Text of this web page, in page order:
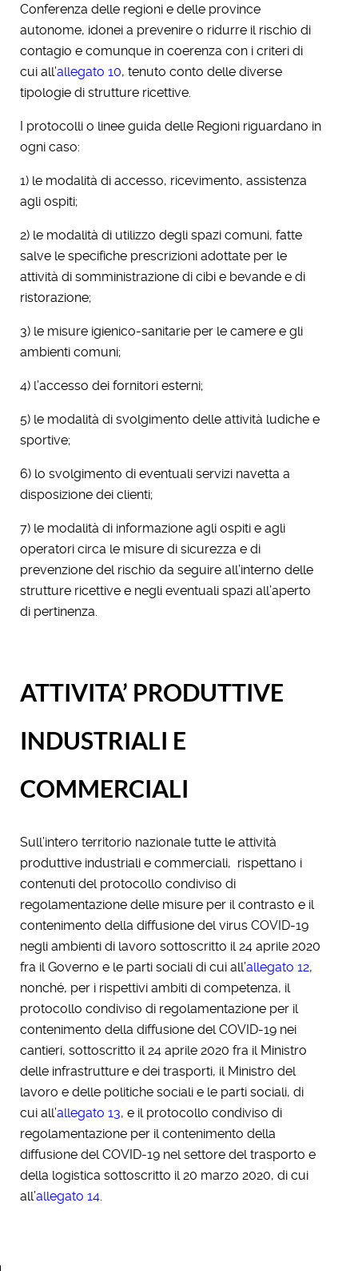
Conferenza delle regioni e delle province
autonome, idonei a prevenire o ridurre il rischio di
contagio e comunque in coerenza con i criteri di
cui all’allegato 10, tenuto conto delle diverse
tipologie di strutture ricettive.
I protocolli o linee guida delle Regioni riguardano in
ogni caso:
1) le modalità di accesso, ricevimento, assistenza
agli ospiti;
2) le modalità di utilizzo degli spazi comuni, fatte
salve le specifiche prescrizioni adottate per le
attività di somministrazione di cibi e bevande e di
ristorazione;
3) le misure igienico-sanitarie per le camere e gli
ambienti comuni;
4) l’accesso dei fornitori esterni;
5) le modalità di svolgimento delle attività ludiche e
sportive;
6) lo svolgimento di eventuali servizi navetta a
disposizione dei clienti;
7) le modalità di informazione agli ospiti e agli
operatori circa le misure di sicurezza e di
prevenzione del rischio da seguire all’interno delle
strutture ricettive e negli eventuali spazi all’aperto
di pertinenza.
ATTIVITA’ PRODUTTIVE
INDUSTRIALI E
COMMERCIALI
Sull’intero territorio nazionale tutte le attività
produttive industriali e commerciali, rispettano i
contenuti del protocollo condiviso di
regolamentazione delle misure per il contrasto e il
contenimento della diffusione del virus COVID-19
negli ambienti di lavoro sottoscritto il 24 aprile 2020
fra il Governo e le parti sociali di cui all’allegato 12,
nonché, per i rispettivi ambiti di competenza, il
protocollo condiviso di regolamentazione per il
contenimento della diffusione del COVID-19 nei
cantieri, sottoscritto il 24 aprile 2020 fra il Ministro
delle infrastrutture e dei trasporti, il Ministro del
lavoro e delle politiche sociali e le parti sociali, di
cui all’allegato 13, e il protocollo condiviso di
regolamentazione per il contenimento della
diffusione del COVID-19 nel settore del trasporto e
della logistica sottoscritto il 20 marzo 2020, di cui
all’allegato 14.